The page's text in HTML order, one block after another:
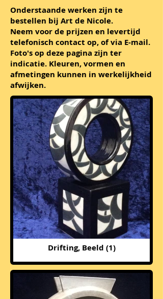
Onderstaande werken zijn te
bestellen bij Art de Nicole.
Neem voor de prijzen en levertijd
telefonisch contact op, of via E-mail.
Foto's op deze pagina zijn ter
indicatie. Kleuren, vormen en
afmetingen kunnen in werkelijkheid
afwijken.
Drifting, Beeld (1)